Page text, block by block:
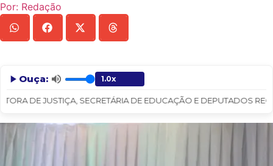
Por: Redação
Ouça:
DE JUSTIÇA, SECRETÁRIA DE EDUCAÇÃO E DEPUTADOS